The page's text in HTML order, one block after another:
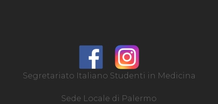
Segretariato Italiano Studenti in Medicina
Sede Locale di Palermo